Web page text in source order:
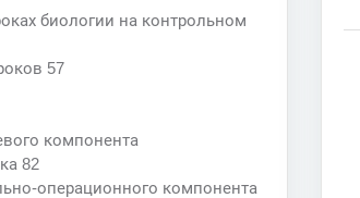
биологии на контрольном
57
компонента
82
операционного компонента